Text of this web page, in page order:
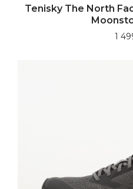
Tenisky The North
1